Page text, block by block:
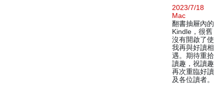
2023/7/18
Mac
翻書抽屜內的
Kindle，很舊
沒有開啟了使
我再與好讀相
遇。期待重拾
讀趣，祝讀趣
再次重臨好讀
及各位讀者。